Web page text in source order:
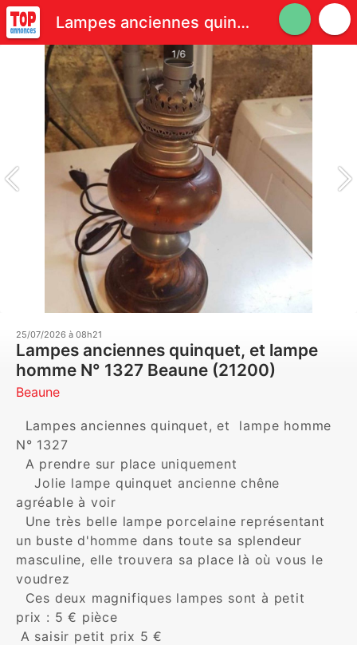
Lampes anciennes quinquet, et lampe homme N° 1327
1/6
25/07/2026 à 08h21
Lampes anciennes quinquet, et lampe
homme N° 1327 Beaune (21200)
Beaune
N° 1327
    Jolie lampe quinquet ancienne chêne
agréable à voir
un buste d'homme dans toute sa splendeur
masculine, elle trouvera sa place là où vous le
voudrez
prix : 5 € pièce
A saisir petit prix 5 €